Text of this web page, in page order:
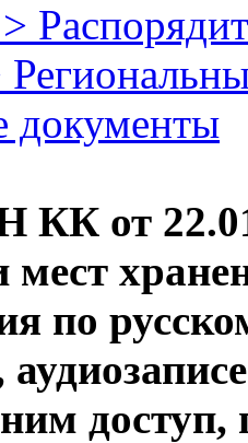
документы
КК от
мест
по
доступ,